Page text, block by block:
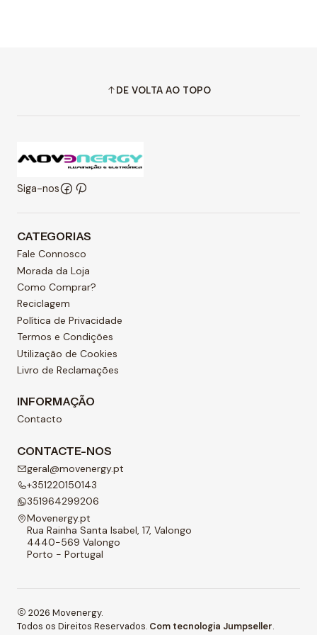
DE VOLTA AO TOPO
Siga-nos
CATEGORIAS
Fale Connosco
Morada da Loja
Como Comprar?
Reciclagem
Política de Privacidade
Termos e Condições
Utilização de Cookies
Livro de Reclamações
INFORMAÇÃO
Contacto
CONTACTE-NOS
geral@movenergy.pt
+351220150143
351964299206
Movenergy.pt
Rua Rainha Santa Isabel, 17, Valongo
4440-569 Valongo
Porto - Portugal
2026 Movenergy.
Todos os Direitos Reservados. Com tecnologia Jumpseller.